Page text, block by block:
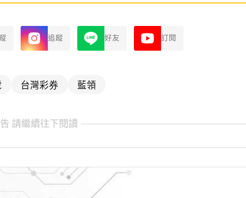
追蹤 好友 訂閱
台灣彩券 藍領
請繼續往下閱讀